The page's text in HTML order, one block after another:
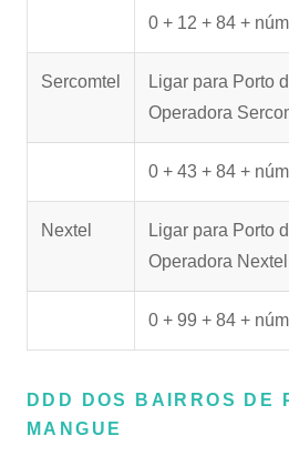
0 + 12 + 84 +
Sercomtel
Ligar para Porto
Operadora
0 + 43 + 84 +
Nextel
Ligar para Porto
Operadora Nextel
0 + 99 + 84 +
DDD DOS BAIRROS DE
MANGUE